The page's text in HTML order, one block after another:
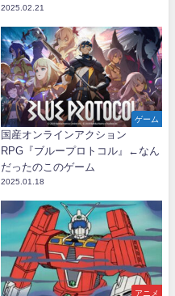
2025.02.21
ゲーム
国産オンラインアクション
RPG『ブループロトコル』←なん
だったのこのゲーム
2025.01.18
アニメ